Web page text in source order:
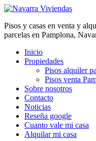
Pisos y casas en venta y
parcelas en Pamplona,
Inicio
Propiedades
Pisos alquiler
Pisos venta
Sobre nosotros
Contacto
Noticias
Reseña google
Cuanto vale mi casa
Alquilar mi casa